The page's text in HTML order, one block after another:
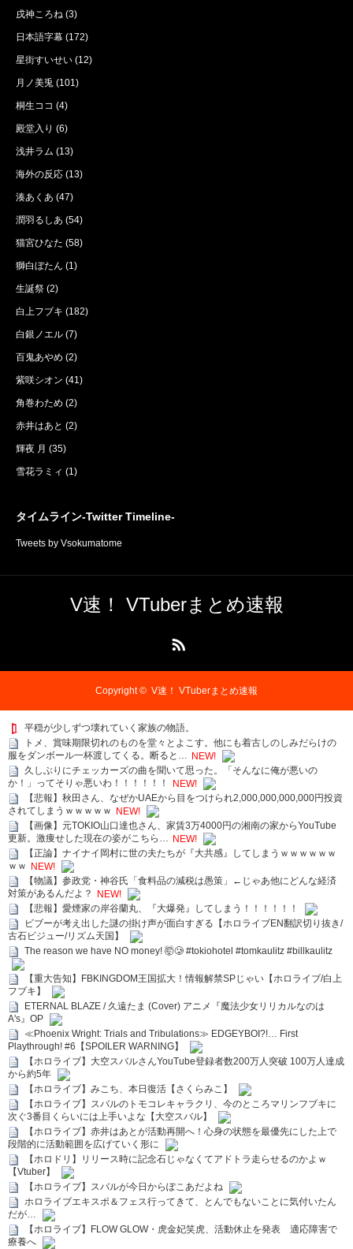
戌神ころね (3)
日本語字幕 (172)
星街すいせい (12)
月ノ美兎 (101)
桐生ココ (4)
殿堂入り (6)
浅井ラム (13)
海外の反応 (13)
湊あくあ (47)
潤羽るしあ (54)
猫宮ひなた (58)
獅白ぼたん (1)
生誕祭 (2)
白上フブキ (182)
白銀ノエル (7)
百鬼あやめ (2)
紫咲シオン (41)
角巻わため (2)
赤井はあと (2)
輝夜 月 (35)
雪花ラミィ (1)
タイムライン-Twitter Timeline-
Tweets by Vsokumatome
V速！ VTuberまとめ速報
Copyright © V速！ VTuberまとめ速報
平穏が少しずつ壊れていく家族の物語。
トメ、賞味期限切れのものを堂々とよこす。他にも着古しのしみだらけの
服をダンボール一杯渡してくる。断ると… NEW!
久しぶりにチェッカーズの曲を聞いて思った。「そんなに俺が悪いの
か！」ってそりゃ悪いわ！！！！！！
NEW!
【悲報】秋田さん、なぜかUAEから目をつけられ2,000,000,000,000円投資
されてしまうｗｗｗｗｗ NEW!
【画像】元TOKIO山口達也さん、家賃3万4000円の湘南の家からYouTube
更新。激痩せした現在の姿がこちら… NEW!
【正論】ナイナイ岡村に世の夫たちが『大共感』してしまうｗｗｗｗｗｗ
ｗｗ NEW!
【物議】参政党・神谷氏「食料品の減税は愚策」←じゃあ他にどんな経済
対策があるんだよ？
NEW!
【悲報】愛煙家の岸谷蘭丸、『大爆発』してしまう！！！！！！
ビブーが考え出した謎の掛け声が面白すぎる【ホロライブEN翻訳切り抜き/
古石ビジュー/リズム天国】
The reason we have NO money! 🤯🥲 #tokiohotel #tomkaulitz #billkaulitz
【重大告知】FBKINGDOM王国拡大！情報解禁SPじゃい【ホロライブ/白上
フブキ】
ETERNAL BLAZE / 久遠たま (Cover) アニメ『魔法少女リリカルなのは
A's』OP
≪Phoenix Wright: Trials and Tribulations≫ EDGEYBOI?!… First
Playthrough! #6【SPOILER WARNING】
【ホロライブ】大空スバルさんYouTube登録者数200万人突破 100万人達成
から約5年
【ホロライブ】みこち、本日復活【さくらみこ】
【ホロライブ】スバルのトモコレキャラクリ、今のところマリンフブキに
次ぐ3番目くらいには上手いよな【大空スバル】
【ホロライブ】赤井はあとが活動再開へ！心身の状態を最優先にした上で
段階的に活動範囲を広げていく形に
【ホロドリ】リリース時に記念石じゃなくてアドトラ走らせるのかよｗ
【Vtuber】
【ホロライブ】スバルが今日からぽこあだよね
ホロライブエキスポ＆フェス行ってきて、とんでもないことに気付いたん
だが…
【ホロライブ】FLOW GLOW・虎金妃笑虎、活動休止を発表 適応障害で
療養へ